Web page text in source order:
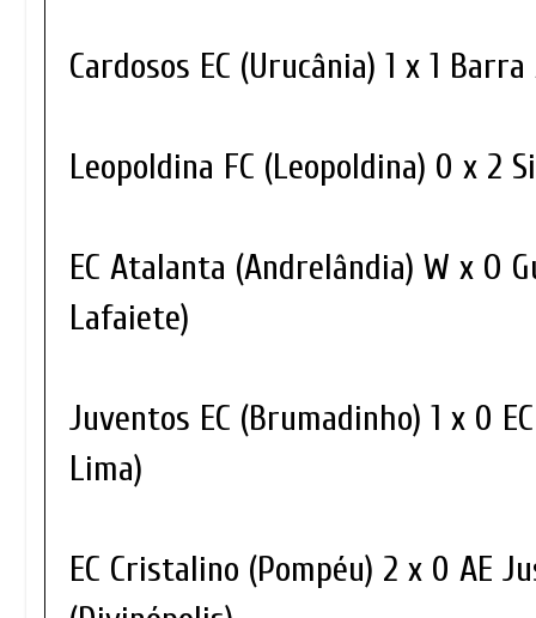
Cardosos EC (Urucânia) 1 x 1
Leopoldina FC (Leopoldina) 0 x 2
EC Atalanta (Andrelândia) W x O
Lafaiete)
Juventos EC (Brumadinho) 1 x 0
Lima)
EC Cristalino (Pompéu) 2 x 0 AE